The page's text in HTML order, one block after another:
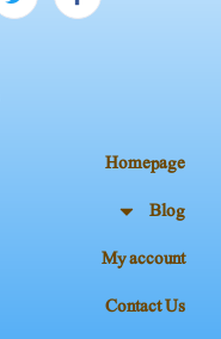
Homepage
Blog
My account
Contact Us